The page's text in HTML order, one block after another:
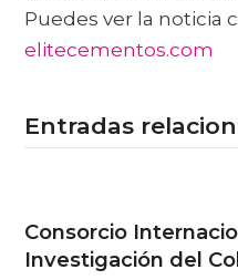
Puedes ver la noticia
elitecementos.com
Entradas
Consorcio
Investigación del